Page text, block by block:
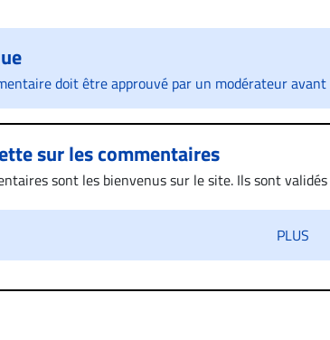
doit être approuvé par un modérateur avant
sur les commentaires
sont les bienvenus sur le site. Ils sont
apparait légitime, le commentaire sera retiré
aux commentaires pour publier, dans les
PLUS